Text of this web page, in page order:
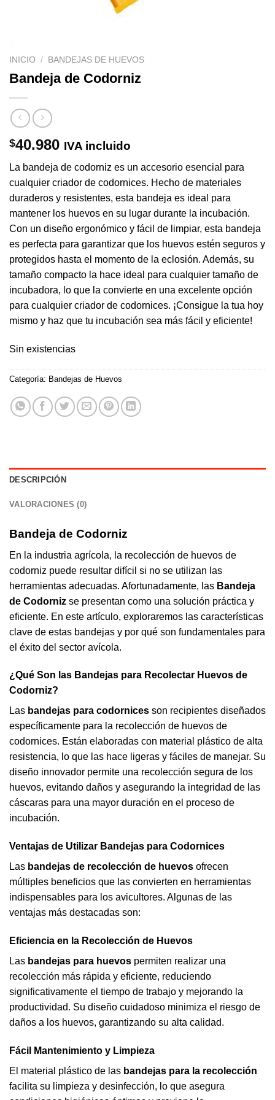
INICIO / BANDEJAS DE HUEVOS
Bandeja de Codorniz
$40.980 IVA incluido
La bandeja de codorniz es un accesorio esencial para
cualquier criador de codornices. Hecho de materiales
duraderos y resistentes, esta bandeja es ideal para
mantener los huevos en su lugar durante la incubación.
Con un diseño ergonómico y fácil de limpiar, esta bandeja
es perfecta para garantizar que los huevos estén seguros y
protegidos hasta el momento de la eclosión. Además, su
tamaño compacto la hace ideal para cualquier tamaño de
incubadora, lo que la convierte en una excelente opción
para cualquier criador de codornices. ¡Consigue la tua hoy
mismo y haz que tu incubación sea más fácil y eficiente!
Sin existencias
Categoría: Bandejas de Huevos
DESCRIPCIÓN
VALORACIONES (0)
Bandeja de Codorniz
En la industria agrícola, la recolección de huevos de
codorniz puede resultar difícil si no se utilizan las
herramientas adecuadas. Afortunadamente, las Bandeja
de Codorniz se presentan como una solución práctica y
eficiente. En este artículo, exploraremos las características
clave de estas bandejas y por qué son fundamentales para
el éxito del sector avícola.
¿Qué Son las Bandejas para Recolectar Huevos de
Codorniz?
Las bandejas para codornices son recipientes diseñados
específicamente para la recolección de huevos de
codornices. Están elaboradas con material plástico de alta
resistencia, lo que las hace ligeras y fáciles de manejar. Su
diseño innovador permite una recolección segura de los
huevos, evitando daños y asegurando la integridad de las
cáscaras para una mayor duración en el proceso de
incubación.
Ventajas de Utilizar Bandejas para Codornices
Las bandejas de recolección de huevos ofrecen
múltiples beneficios que las convierten en herramientas
indispensables para los avicultores. Algunas de las
ventajas más destacadas son:
Eficiencia en la Recolección de Huevos
Las bandejas para huevos permiten realizar una
recolección más rápida y eficiente, reduciendo
significativamente el tiempo de trabajo y mejorando la
productividad. Su diseño cuidadoso minimiza el riesgo de
daños a los huevos, garantizando su alta calidad.
Fácil Mantenimiento y Limpieza
El material plástico de las bandejas para la recolección
facilita su limpieza y desinfección, lo que asegura